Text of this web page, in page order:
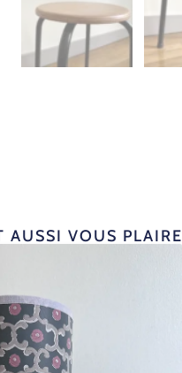
AUSSI VOUS PLAIRE